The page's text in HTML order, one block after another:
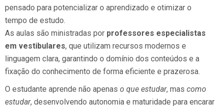
pensado para potencializar o aprendizado e otimizar o
tempo de estudo.
As aulas são ministradas por professores especialistas
em vestibulares, que utilizam recursos modernos e
linguagem clara, garantindo o domínio dos conteúdos e a
fixação do conhecimento de forma eficiente e prazerosa.
O estudante aprende não apenas o que estudar, mas como
estudar, desenvolvendo autonomia e maturidade para encarar